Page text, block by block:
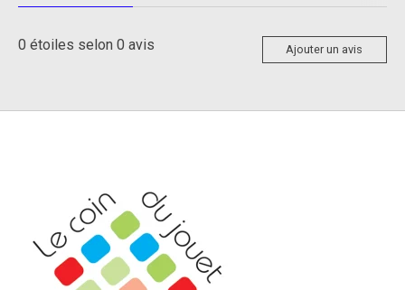
0 étoiles selon 0 avis Ajouter un avis